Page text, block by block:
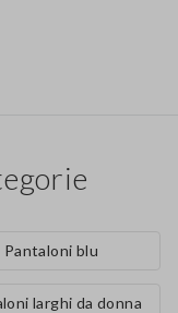
Pantaloni blu
larghi da donna